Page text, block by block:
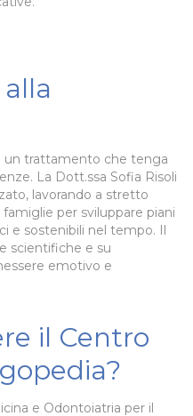
un trattamento che tenga
La Dott.ssa Sofia Risoli
lavorando a stretto
per sviluppare piani
e sostenibili nel tempo. Il
scientifiche e su
emotivo e
il Centro
e Odontoiatria per il